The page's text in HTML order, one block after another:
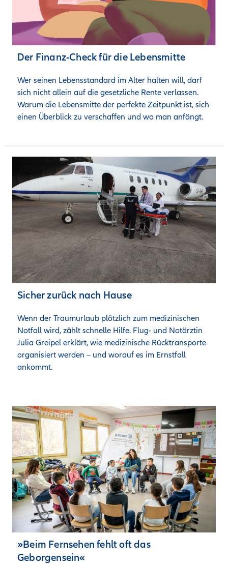
Der Finanz-Check für die Lebensmitte
Wer seinen Lebensstandard im Alter halten will, darf
sich nicht allein auf die gesetzliche Rente verlassen.
Warum die Lebensmitte der perfekte Zeitpunkt ist, sich
einen Überblick zu verschaffen und wo man anfängt.
Sicher zurück nach Hause
Wenn der Traumurlaub plötzlich zum medizinischen
Notfall wird, zählt schnelle Hilfe. Flug- und Notärztin
Julia Greipel erklärt, wie medizinische Rücktransporte
organisiert werden – und worauf es im Ernstfall
ankommt.
»Beim Fernsehen fehlt oft das
Geborgensein«